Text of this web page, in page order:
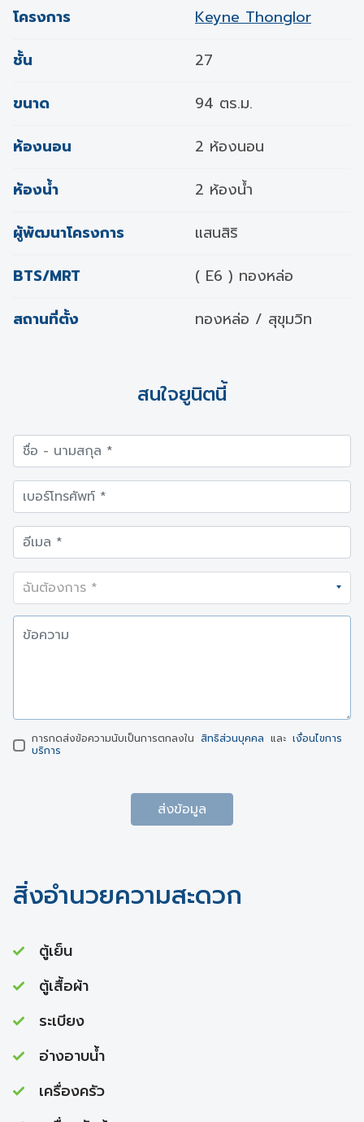
โครงการ
Keyne Thonglor
ชั้น
27
ขนาด
94 ตร.ม.
ห้องนอน
2 ห้องนอน
ห้องน้ำ
2 ห้องน้ำ
ผู้พัฒนาโครงการ
แสนสิริ
BTS/MRT
( E6 ) ทองหล่อ
สถานที่ตั้ง
ทองหล่อ / สุขุมวิท
สนใจยูนิตนี้
การกดส่งข้อความนับเป็นการตกลงใน สิทธิส่วนบุคคล และ เงื่อนไขการ
บริการ
ส่งข้อมูล
สิ่งอำนวยความสะดวก
ตู้เย็น
ตู้เสื้อผ้า
ระเบียง
อ่างอาบนํ้า
เครื่องครัว